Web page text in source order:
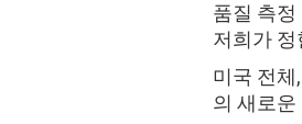
품질 측
저희가
미국 전
의 새로